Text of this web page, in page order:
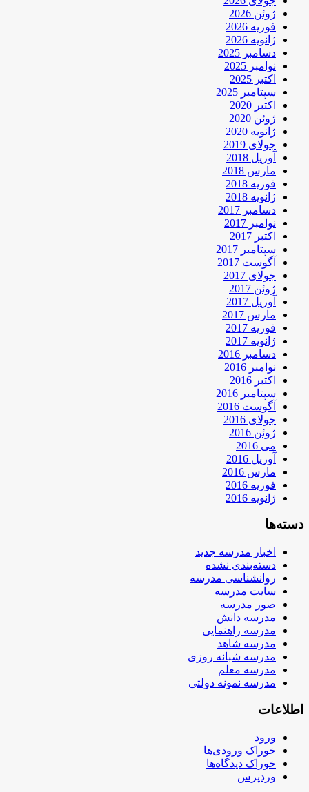
ژوئن 2026
فوریه 2026
ژانویه 2026
دسامبر 2025
نوامبر 2025
اکتبر 2025
سپتامبر 2025
اکتبر 2020
ژوئن 2020
ژانویه 2020
جولای 2019
آوریل 2018
مارس 2018
فوریه 2018
ژانویه 2018
دسامبر 2017
نوامبر 2017
اکتبر 2017
سپتامبر 2017
آگوست 2017
جولای 2017
ژوئن 2017
آوریل 2017
مارس 2017
فوریه 2017
ژانویه 2017
دسامبر 2016
نوامبر 2016
اکتبر 2016
سپتامبر 2016
آگوست 2016
جولای 2016
ژوئن 2016
می 2016
آوریل 2016
مارس 2016
فوریه 2016
ژانویه 2016
دسته‌ها
اخبار مدرسه جدید
دسته‌بندی نشده
روانشناسی مدرسه
سایت مدرسه
صور مدرسه
مدرسه دانش
مدرسه راهنمایی
مدرسه شاهد
مدرسه شبانه روزی
مدرسه معلم
مدرسه نمونه دولتی
اطلاعات
ورود
خوراک ورودی‌ها
خوراک دیدگاه‌ها
وردپرس